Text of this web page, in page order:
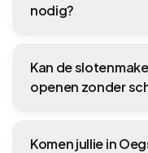
nodig?
Kan de
openen zonder
Komen jullie in